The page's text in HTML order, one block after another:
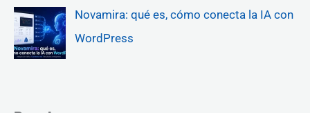
Novamira: qué es, cómo conecta la IA con
WordPress